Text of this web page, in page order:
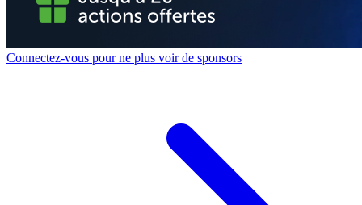
Connectez-vous pour ne plus voir de sponsors